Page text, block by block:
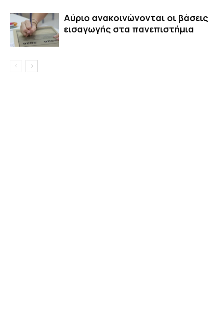
Αύριο ανακοινώνονται οι βάσεις
εισαγωγής στα πανεπιστήμια